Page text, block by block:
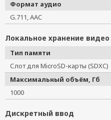
Формат аудио
G.711, AAC
Локальное хранение видео
Тип памяти
Слот для MicroSD-карты (SDXC)
Максимальный объём, Гб
1000
Дискретный ввод